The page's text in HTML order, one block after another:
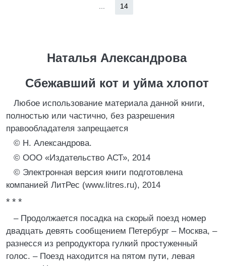
14
Наталья Александрова
Сбежавший кот и уйма хлопот
Любое использование материала данной книги,
полностью или частично, без разрешения
правообладателя запрещается
© Н. Александрова.
© ООО «Издательство АСТ», 2014
© Электронная версия книги подготовлена
компанией ЛитРес (www.litres.ru), 2014
* * *
– Продолжается посадка на скорый поезд номер
двадцать девять сообщением Петербург – Москва, –
разнесся из репродуктора гулкий простуженный
голос. – Поезд находится на пятом пути, левая